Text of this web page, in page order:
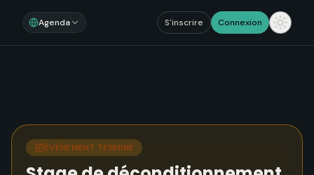
Agenda S'inscrire Connexion
ÉVÉNEMENT TERMINÉ